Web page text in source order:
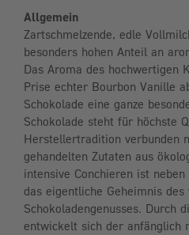
Allgemein
Zartschmelzende, edle
besonders hohen Anteil an
Das Aroma des hochwertigen
Prise echter Bourbon Vanille
Schokolade eine ganze
Schokolade steht für höchste
Herstellertradition verbunden
gehandelten Zutaten aus
intensive Conchieren ist
das eigentliche Geheimnis des
Schokoladengenusses. Durch
entwickelt sich der anfänglich